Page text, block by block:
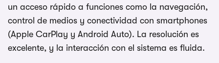
un acceso rápido a funciones como la navegación,
control de medios y conectividad con smartphones
(Apple CarPlay y Android Auto). La resolución es
excelente, y la interacción con el sistema es fluida.